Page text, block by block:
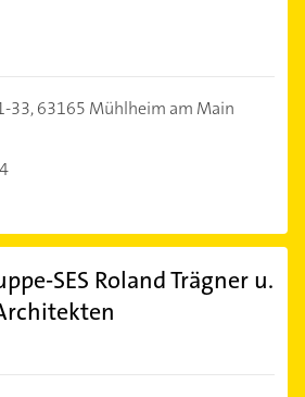
33,63165 Mühlheim am Main
SES Roland Trägner u.